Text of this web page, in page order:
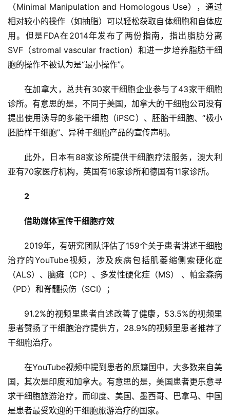
（Minimal Manipulation and Homologous Use），通过
相对较小的操作（如抽脂）可以轻松获取自体细胞和自体应
用。但是FDA在2014年发布了两份指南，指出脂肪分离
SVF（stromal vascular fraction）和进一步培养脂肪干细
胞的操作不被认为是“最小操作”。
在加拿大，总共有30家干细胞企业参与了43家干细胞
诊所。有意思的是，不同于美国，加拿大的干细胞公司没有
提出使用诱导的多能干细胞（iPSC）、胚胎干细胞、“极小
胚胎样干细胞”、异种干细胞产品的宣传声明。
此外，日本有88家诊所提供干细胞疗法服务，澳大利
亚有70家医疗机构，英国有16家诊所和德国有11家诊所。
2
借助媒体宣传干细胞疗效
2019年，有研究团队评估了159个关于患者讲述干细胞
治疗的YouTube视频，涉及疾病包括肌萎缩侧索硬化症
（ALS）、脑瘫（CP）、多发性硬化症（MS） 、帕金森病
（PD）和脊髓损伤（SCI）；
91.2%的视频里患者自述改善了健康，53.5%的视频里
患者赞扬了干细胞治疗提供方，28.9%的视频里患者推荐了
干细胞治疗。
在YouTube视频中提到患者的原籍国中，大多数来自美
国，其次是印度和加拿大。有意思的是，美国患者更乐意寻
求干细胞旅游治疗，而印度、美国、墨西哥、巴拿马、中国
是患者最受欢迎的干细胞旅游治疗的国家。